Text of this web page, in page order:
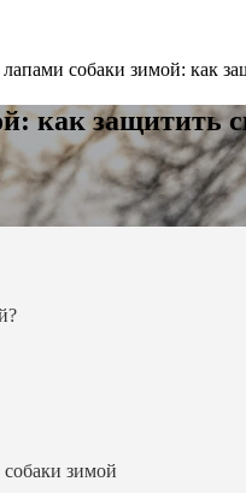
лапами собаки зимой: как
как защитить
зимой